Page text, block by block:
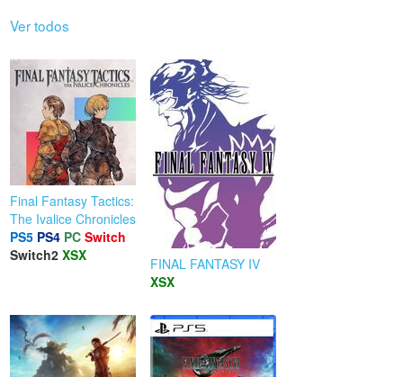
Ver todos
Final Fantasy Tactics:
The Ivalice Chronicles
PS5 PS4 PC Switch
Switch2 XSX
FINAL FANTASY IV
XSX